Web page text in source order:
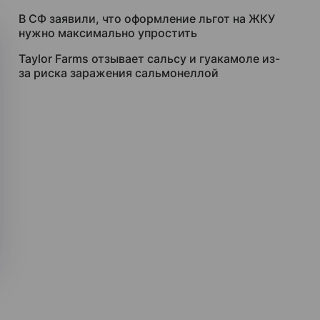
В СФ заявили, что оформление льгот на ЖКУ
нужно максимально упростить
Taylor Farms отзывает сальсу и гуакамоле из-
за риска заражения сальмонеллой